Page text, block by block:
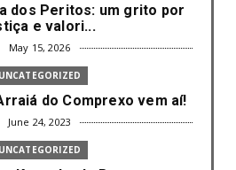
dos Peritos: um grito por
e valori...
May 15, 2026
UNCATEGORIZED
do Comprexo vem aí!
June 24, 2023
UNCATEGORIZED